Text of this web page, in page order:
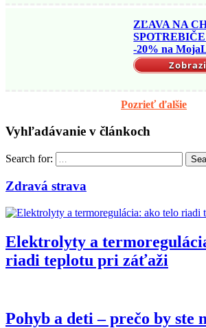
ZĽAVA NA
-20% na
Pozrieť ďalšie
Vyhľadávanie v článkoch
Search for:
Zdravá strava
Elektrolyty a
riadi teplotu pri záťaži
Pohyb a deti – prečo by ste